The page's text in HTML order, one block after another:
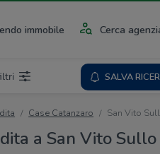
immobile Cerca
SALVA
Case Catanzaro San Vito
a San Vito